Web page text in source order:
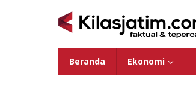
Beranda Ekonomi